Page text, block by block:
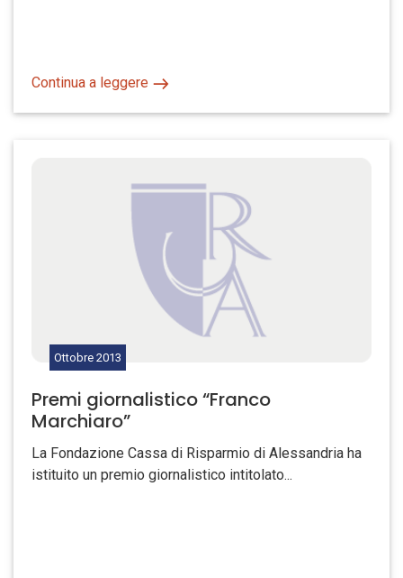
Continua a leggere
Ottobre 2013
Premi giornalistico “Franco
Marchiaro”
La Fondazione Cassa di Risparmio di Alessandria ha
istituito un premio giornalistico intitolato...